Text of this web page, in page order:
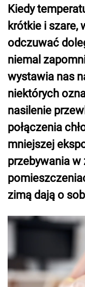
Kiedy
krótkie i szare,
odczuwać
niemal
wystawia nas
niektórych
nasilenie
połączenia
mniejszej
przebywania
zimą dają o